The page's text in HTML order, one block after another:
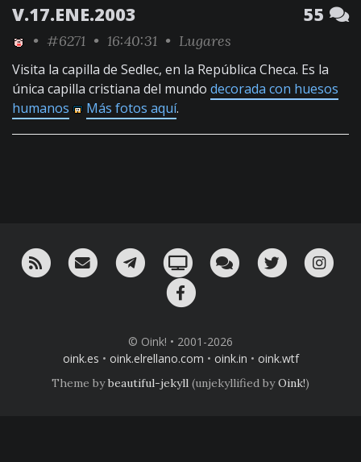
V.17.ENE.2003 55
• #6271 • 16:40:31 • Lugares
Visita la capilla de Sedlec, en la República Checa. Es la
única capilla cristiana del mundo decorada con huesos
humanos
Más fotos aquí.
RSS ¡Mándame un email!¡Nuestro canal en Telegram!
Oink! TV Charla con nosotros
Twitter
© Oink! • 2001-2026
oink.es • oink.elrellano.com • oink.in • oink.wtf
Theme bybeautiful-jekyll (unjekyllified byOink!)